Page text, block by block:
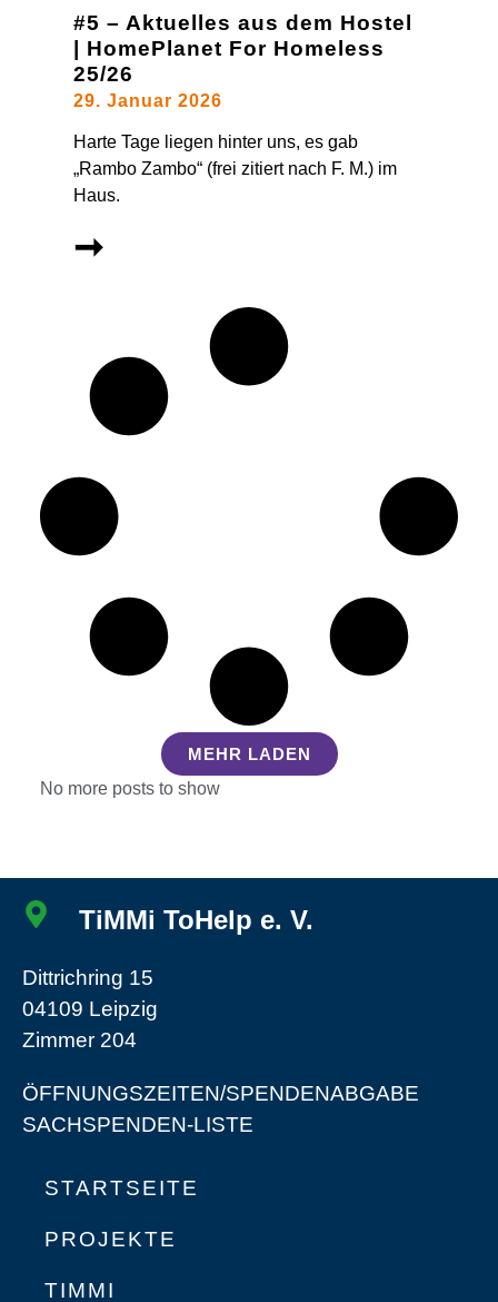
#5 – Aktuelles aus dem Hostel
| HomePlanet For Homeless
25/26
29. Januar 2026
Harte Tage liegen hinter uns, es gab
„Rambo Zambo“ (frei zitiert nach F. M.) im
Haus.
➞
MEHR LADEN
No more posts to show
TiMMi ToHelp e. V.
Dittrichring 15
04109 Leipzig
Zimmer 204
ÖFFNUNGSZEITEN/SPENDENABGABE
SACHSPENDEN-LISTE
STARTSEITE
PROJEKTE
TIMMI